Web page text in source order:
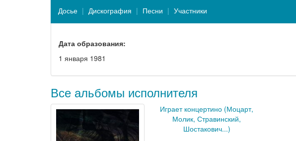
Досье Дискография Песни Участники
Дата образования:
1 января 1981
Все альбомы исполнителя
Играет концертино (Моцарт,
Молик, Стравинский,
Шостакович...)